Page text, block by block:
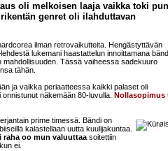
oli melkoisen laaja vaikka toki
genret oli ilahduttavan
ilman retrovaikutteita. Hengästyttävän
lukemani haastattelun innoittamana
Tässä vaiheessa sadekuuro
tähän.
ja vaikka periaatteessa kaikki palaset oli
näkemään 80-luvulla. Nollasopimus
prime timessä. Bändi on
kalastellaan uutta kuulijakuntaa.
raha oo mun valuuttaasoitettiin
ei.